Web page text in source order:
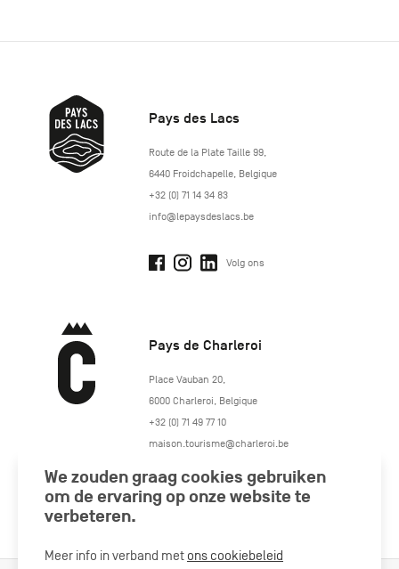
Pays des Lacs
http://www.lepaysdeslacs.be/
Route de la Plate Taille 99,
6440 Froidchapelle, Belgique
+32 (0) 71 14 34 83
info@lepaysdeslacs.be
Volg ons
Pays de Charleroi
https://www.paysdecharleroi.be/
Place Vauban 20,
6000 Charleroi, Belgique
+32 (0) 71 49 77 10
maison.tourisme@charleroi.be
Volg ons
We zouden graag cookies gebruiken
om de ervaring op onze website te
verbeteren.
Meer info in verband met ons cookiebeleid